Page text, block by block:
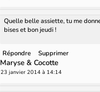
Quelle belle assiette, tu me
bises et bon jeudi !
Répondre Supprimer
Maryse & Cocotte
23 janvier 2014 à 14:14